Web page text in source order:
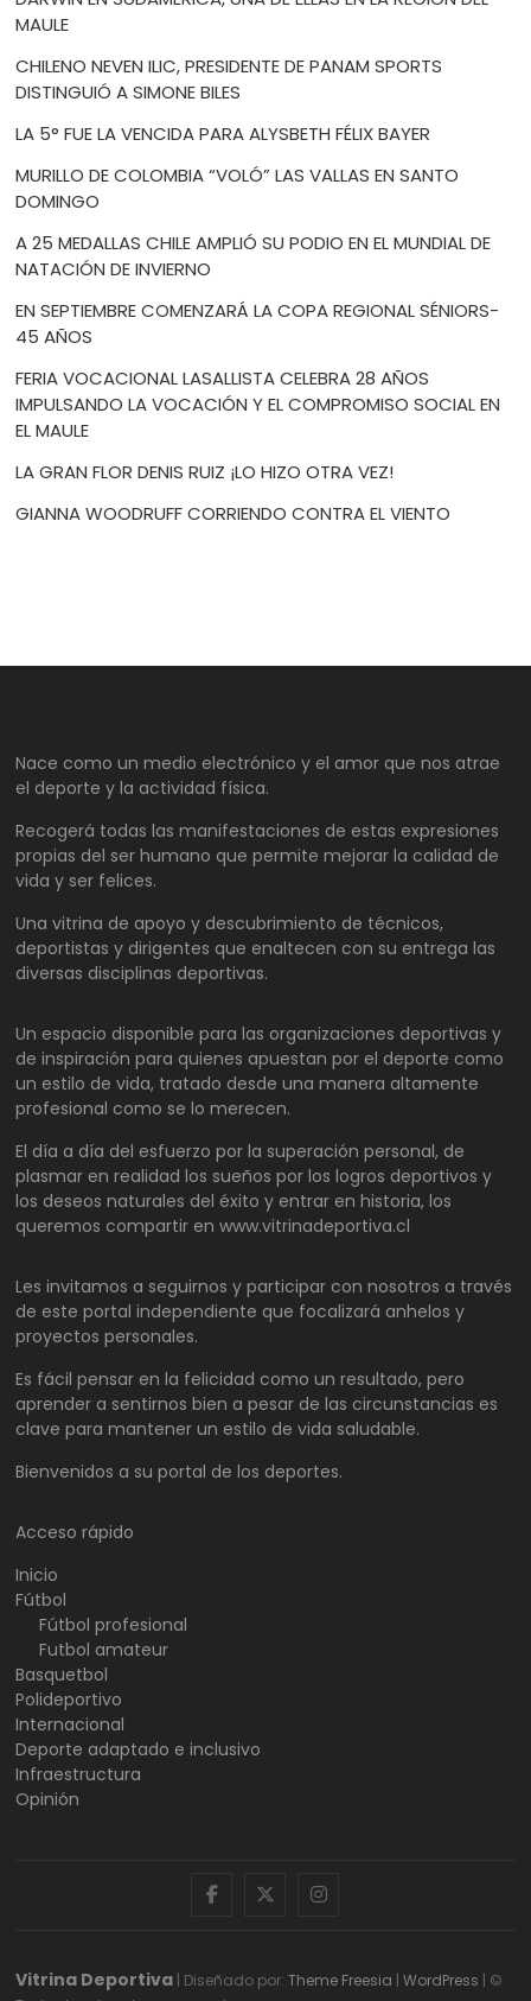
MAULE
CHILENO NEVEN ILIC, PRESIDENTE DE PANAM SPORTS
DISTINGUIÓ A SIMONE BILES
LA 5° FUE LA VENCIDA PARA ALYSBETH FÉLIX BAYER
MURILLO DE COLOMBIA “VOLÓ” LAS VALLAS EN SANTO
DOMINGO
A 25 MEDALLAS CHILE AMPLIÓ SU PODIO EN EL MUNDIAL DE
NATACIÓN DE INVIERNO
EN SEPTIEMBRE COMENZARÁ LA COPA REGIONAL SÉNIORS-
45 AÑOS
FERIA VOCACIONAL LASALLISTA CELEBRA 28 AÑOS
IMPULSANDO LA VOCACIÓN Y EL COMPROMISO SOCIAL EN
EL MAULE
LA GRAN FLOR DENIS RUIZ ¡LO HIZO OTRA VEZ!
GIANNA WOODRUFF CORRIENDO CONTRA EL VIENTO
Nace como un medio electrónico y el amor que nos atrae
el deporte y la actividad física.
Recogerá todas las manifestaciones de estas expresiones
propias del ser humano que permite mejorar la calidad de
vida y ser felices.
Una vitrina de apoyo y descubrimiento de técnicos,
deportistas y dirigentes que enaltecen con su entrega las
diversas disciplinas deportivas.
Un espacio disponible para las organizaciones deportivas y
de inspiración para quienes apuestan por el deporte como
un estilo de vida, tratado desde una manera altamente
profesional como se lo merecen.
El día a día del esfuerzo por la superación personal, de
plasmar en realidad los sueños por los logros deportivos y
los deseos naturales del éxito y entrar en historia, los
queremos compartir en www.vitrinadeportiva.cl
Les invitamos a seguirnos y participar con nosotros a través
de este portal independiente que focalizará anhelos y
proyectos personales.
Es fácil pensar en la felicidad como un resultado, pero
aprender a sentirnos bien a pesar de las circunstancias es
clave para mantener un estilo de vida saludable.
Bienvenidos a su portal de los deportes.
Acceso rápido
Inicio
Fútbol
Fútbol profesional
Futbol amateur
Basquetbol
Polideportivo
Internacional
Deporte adaptado e inclusivo
Infraestructura
Opinión
facebooktwitterinstagram
Vitrina Deportiva | Diseñado por:Theme Freesia |WordPress | ©